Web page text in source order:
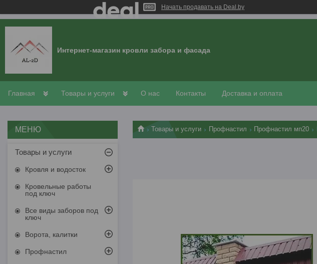
Начать продавать на Deal.by
Интернет-магазин кровли забора и фасада
Главная Товары и услуги О нас Контакты Доставка и оплата
Товары и услуги Профнастил Профнастил мп20
Товары и услуги
Кровля и водосток
Кровельные работы
под ключ
Все виды заборов под
ключ
Ворота, калитки
Профнастил